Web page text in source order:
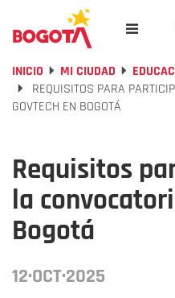
INICIO MI CIUDAD
REQUISITOS PARA
GOVTECH EN BOGOTÁ
Requisitos
la
Bogotá
12·OCT·2025